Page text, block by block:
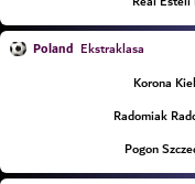
Poland Ekstraklasa
Korona
Radomiak
Pogon